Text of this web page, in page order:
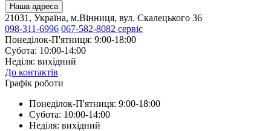
Наша адреса
21031, Україна, м.Вінниця, вул. Скалецького 36
098-311-6996 067-582-8082 сервіс
Понеділок-П'ятниця: 9:00-18:00
Субота: 10:00-14:00
Неділя: вихідний
До контактів
Графік роботи
Понеділок-П'ятниця: 9:00-18:00
Субота: 10:00-14:00
Неділя: вихідний